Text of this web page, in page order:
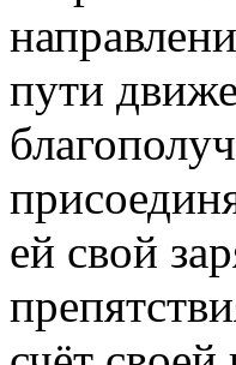
пути
ей свой